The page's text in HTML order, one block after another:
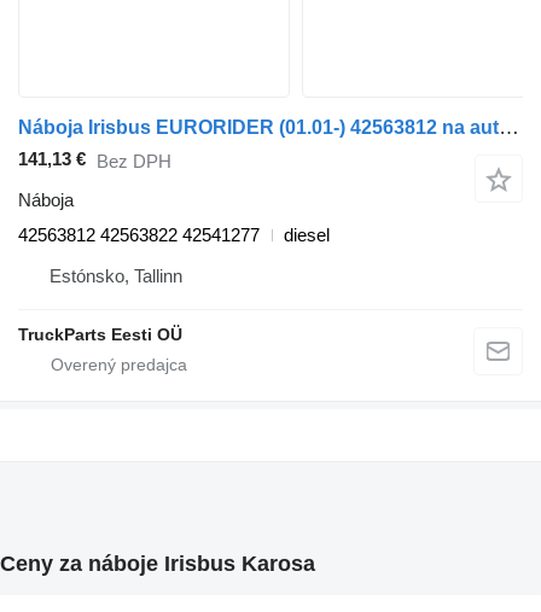
Náboja Irisbus EURORIDER (01.01-) 42563812 na autobusa Irisbus Access, Evadys, Axer, Karosa, Recreo, Domino, Agora, Citelis, Eurorider (1999-)
141,13 € Bez DPH
Náboja
42563812 42563822 42541277
diesel
Estónsko, Tallinn
TruckParts Eesti OÜ
Ceny za náboje Irisbus Karosa